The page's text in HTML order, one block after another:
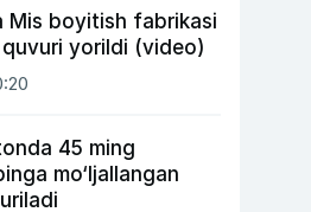
Mis boyitish fabrikasi
yorildi (video)
45 ming
mo‘ljallangan